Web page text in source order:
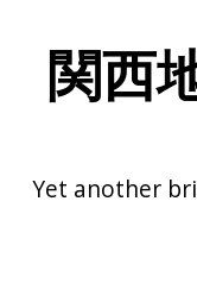
関西
Yet another